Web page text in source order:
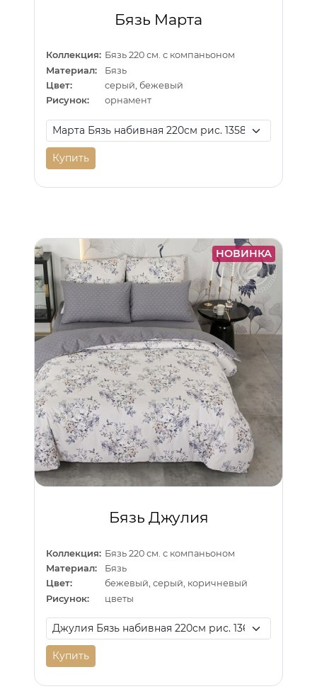
Бязь Марта
Коллекция: Бязь 220 см. с компаньоном
Материал:
Бязь
Цвет:
серый, бежевый
Рисунок:
орнамент
Купить
НОВИНКА
Бязь Джулия
Коллекция: Бязь 220 см. с компаньоном
Материал:
Бязь
Цвет:
бежевый, серый, коричневый
Рисунок:
цветы
Купить